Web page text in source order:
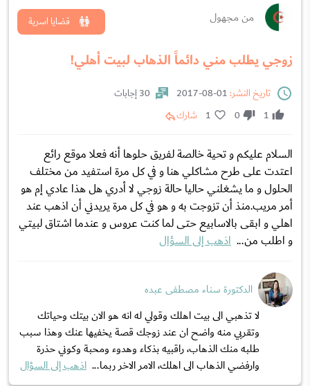
من مجهول
زوجي يطلب مني دائماً الذهاب لبيت أهلي!
قضايا اسرية
تاريخ النشر:
30 إجابات
1
0
1 شارك
السلام عليكم و تحية خالصة لفريق حلوها أنه فعلا موقع رائع
اعتدت على طرح مشاكلي هنا و في كل مرة استفيد من مختلف
الحلول و ما يشغلني حاليا حالة زوجي لا أدري هل هذا عادي إم هو
أمر مريب.منذ أن تزوجت به و هو في كل مرة يريدني أن اذهب عند
اهلي و ابقى بالاسابيع حتى لما كنت عروس و عندما اشتاق لبيتي
و اطلب من... اذهب إلى السؤال
الدكتورة سناء مصطفى عبده
لا تذهبي الى بيت اهلك وقولي له انه هو الان بيتك وحياتك
وتقربي منه واضح ان عند زوجك قصة يخفيها عنك وهذا سبب
طلبه منك الذهاب، راقبيه بذكاء وهدوء ومحبة وكوني حذرة
وارفضي الذهاب الى اهلك، الامر الاخر ربما... اذهب إلى السؤال